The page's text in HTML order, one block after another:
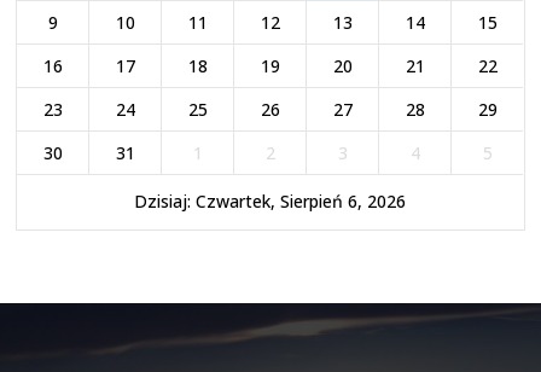
9
10 11 12 13 14
15
16
17 18 19 20 21
22
23
24 25 26 27 28
29
30
31 1 2 3 4 5
Dzisiaj: Czwartek, Sierpień 6, 2026